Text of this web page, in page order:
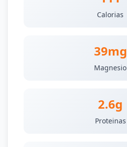
Calorias
39mg
Magnesio
2.6g
Proteinas